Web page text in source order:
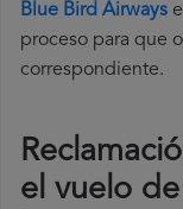
Blue Bird Airways
proceso para que
correspondiente.
el vuelo